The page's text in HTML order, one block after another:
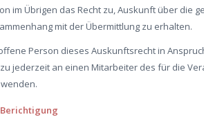
im Übrigen das Recht zu, Auskunft über die
mit der Übermittlung zu erhalten.
Person dieses Auskunftsrecht in
jederzeit an einen Mitarbeiter des für die